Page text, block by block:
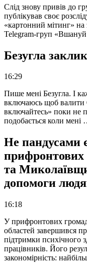
Слід знову привів до
публікував своє
«картонний мітинг»
Telegram-груп
Безугла
16:29
Пише мені Безугла. І
включаюсь щоб
включайтесь» поки не
подобається коли мені
Не пандусами
та
допомоги
16:18
У прифронтових
областей завершився
підтримки психічного
працівників. Його
закономірність: